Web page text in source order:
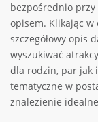
bezpośrednio
opisem. Klikając
szczegółowy opis
wyszukiwać
dla rodzin, par jak
tematyczne w
znalezienie